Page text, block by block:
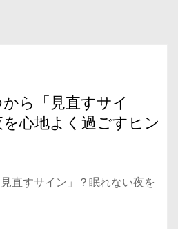
ら「見直すサイ
心地よく過ごすヒン
直すサイン」？眠れない夜を